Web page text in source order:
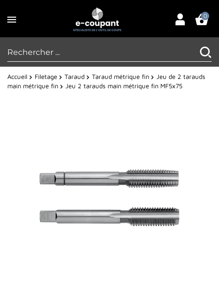
0
Accueil Filetage Taraud Taraud métrique fin
Jeu de 2 tarauds
main métrique fin
Jeu 2 tarauds main métrique fin MF5x75